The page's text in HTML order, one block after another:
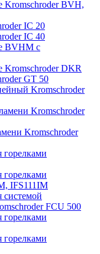
Kromschroder BVH,
IC 20
IC 40
BVHM с
Kromschroder DKR
GT 50
Kromschroder
Kromschroder
Kromschroder
горелками
горелками
IFS111IM
системой
FCU 500
горелками
горелками